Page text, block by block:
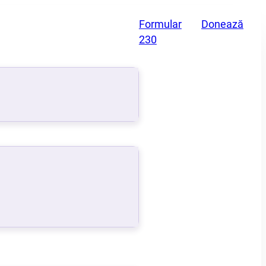
Formular
230
Donează